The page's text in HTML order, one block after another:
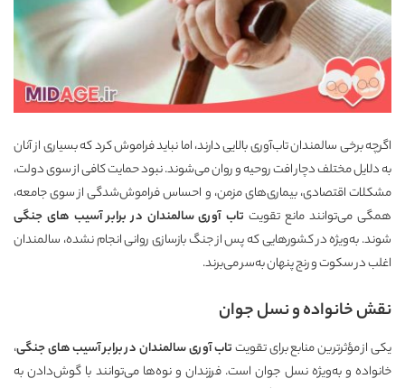
اگرچه برخی سالمندان تاب‌آوری بالایی دارند، اما نباید فراموش کرد که بسیاری از آنان
به دلایل مختلف دچار افت روحیه و روان می‌شوند. نبود حمایت کافی از سوی دولت،
مشکلات اقتصادی، بیماری‌های مزمن، و احساس فراموش‌شدگی از سوی جامعه،
همگی می‌توانند مانع تقویت تاب آوری سالمندان در برابر آسیب های جنگی
شوند. به‌ویژه در کشورهایی که پس از جنگ بازسازی روانی انجام نشده، سالمندان
اغلب در سکوت و رنج پنهان به‌سر می‌برند.
نقش خانواده و نسل جوان
یکی از مؤثرترین منابع برای تقویتتاب آوری سالمندان در برابر آسیب های جنگی،
خانواده و به‌ویژه نسل جوان است. فرزندان و نوه‌ها می‌توانند با گوش‌دادن به